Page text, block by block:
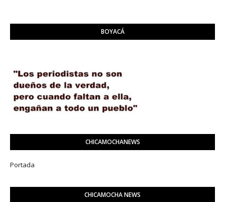
BOYACÁ
CHICAMOCHANEWS
Portada
CHICAMOCHA NEWS